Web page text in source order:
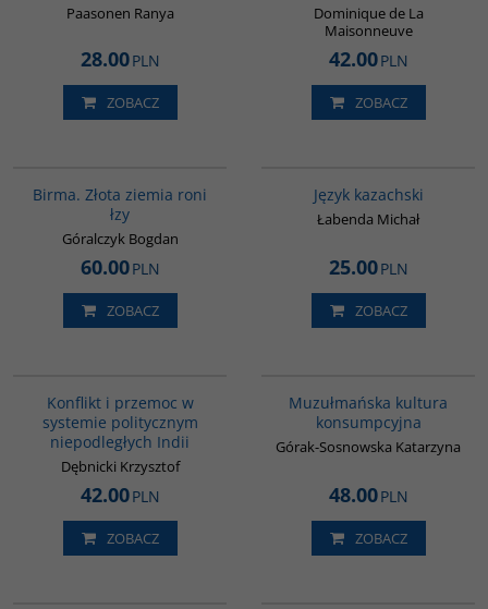
Paasonen Ranya
28.00PLN
ZOBACZ
Dominique de La
Maisonneuve
42.00PLN
ZOBACZ
Birma. Złota ziemia roni
łzy
Góralczyk Bogdan
60.00PLN
ZOBACZ
Język kazachski
Łabenda Michał
25.00PLN
ZOBACZ
Konflikt i przemoc w
systemie politycznym
niepodległych Indii
Dębnicki Krzysztof
42.00PLN
ZOBACZ
Muzułmańska kultura
konsumpcyjna
Górak-Sosnowska Katarzyna
48.00PLN
ZOBACZ